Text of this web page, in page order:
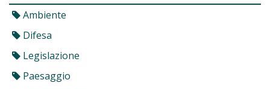
Ambiente
Difesa
Legislazione
Paesaggio